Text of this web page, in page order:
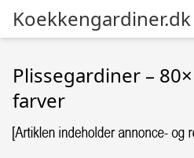
Koekkengardiner.dk
Plissegardiner –
farver